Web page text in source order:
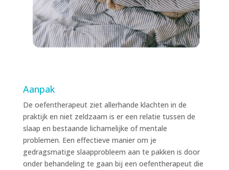
Aanpak
De oefentherapeut ziet allerhande klachten in de
praktijk en niet zeldzaam is er een relatie tussen de
slaap en bestaande lichamelijke of mentale
problemen. Een effectieve manier om je
gedragsmatige slaapprobleem aan te pakken is door
onder behandeling te gaan bij een oefentherapeut die